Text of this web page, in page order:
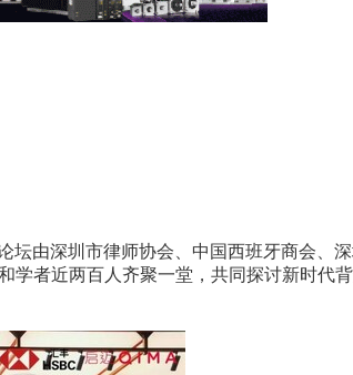
由深圳市律师协会、中国西班牙商会、
者近两百人齐聚一堂，共同探讨新时代